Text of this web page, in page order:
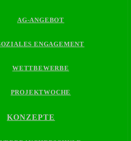
AG-ANGEBOT
ENGAGEMENT
WETTBEWERBE
PROJEKTWOCHE
KONZEPTE